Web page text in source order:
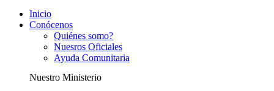
Inicio
Conócenos
Quiénes somo?
Nuesros Oficiales
Ayuda Comunitaria
Nuestro Ministerio